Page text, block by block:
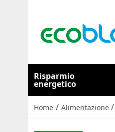
Risparmio
energetico
Home / Alimentazione /